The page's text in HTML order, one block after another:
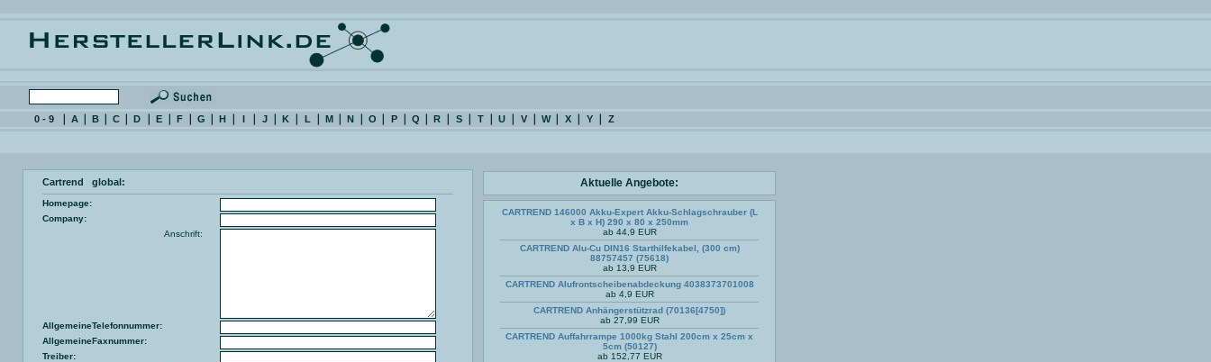
0 - 9 A B C D E F G H I J K L M N O P Q R S T U V W X Y Z
Cartrend global:
Homepage:
Company:
Anschrift:
AllgemeineTelefonnummer:
AllgemeineFaxnummer:
Treiber:
Aktuelle Angebote:
CARTREND 146000 Akku-Expert Akku-Schlagschrauber (L
x B x H) 290 x 80 x 250mm
ab 44,9 EUR
CARTREND Alu-Cu DIN16 Starthilfekabel, (300 cm)
88757457 (75618)
ab 13,9 EUR
CARTREND Alufrontscheibenabdeckung 4038373701008
ab 4,9 EUR
CARTREND Anhängerstützrad (70136[4750])
ab 27,99 EUR
CARTREND Auffahrrampe 1000kg Stahl 200cm x 25cm x
5cm (50127)
ab 152,77 EUR